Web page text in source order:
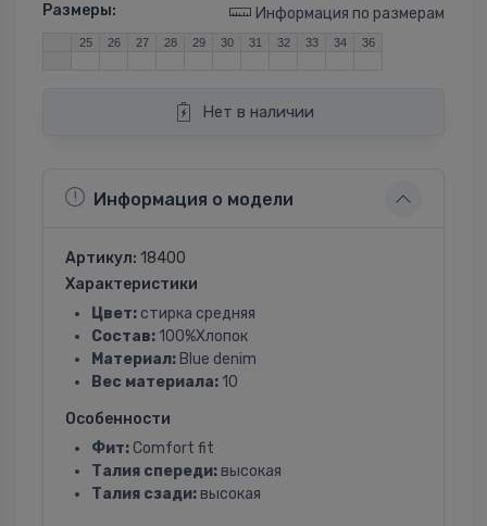
Размеры: Информация по размерам
25 26 27 28 29 30 31 32 33 34 36
Нет в наличии
Информация о модели
Артикул: 18400
Характеристики
Цвет: стирка средняя
Состав: 100%Хлопок
Материал: Blue denim
Вес материала: 10
Особенности
Фит: Comfort fit
Талия спереди: высокая
Талия сзади: высокая